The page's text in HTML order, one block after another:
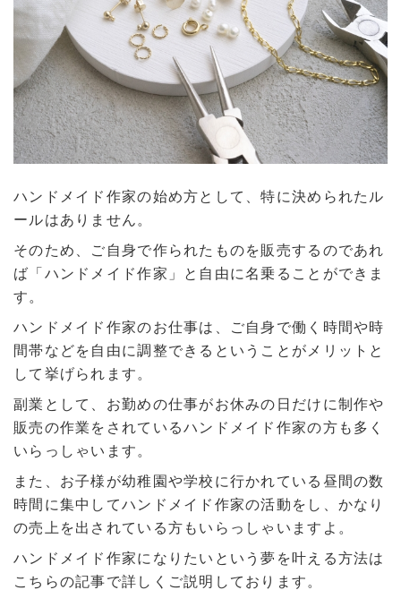
ハンドメイド作家の始め方として、特に決められたル
ールはありません。
そのため、ご自身で作られたものを販売するのであれ
ば「ハンドメイド作家」と自由に名乗ることができま
す。
ハンドメイド作家のお仕事は、ご自身で働く時間や時
間帯などを自由に調整できるということがメリットと
して挙げられます。
副業として、お勤めの仕事がお休みの日だけに制作や
販売の作業をされているハンドメイド作家の方も多く
いらっしゃいます。
また、お子様が幼稚園や学校に行かれている昼間の数
時間に集中してハンドメイド作家の活動をし、かなり
の売上を出されている方もいらっしゃいますよ。
ハンドメイド作家になりたいという夢を叶える方法は
こちらの記事で詳しくご説明しております。